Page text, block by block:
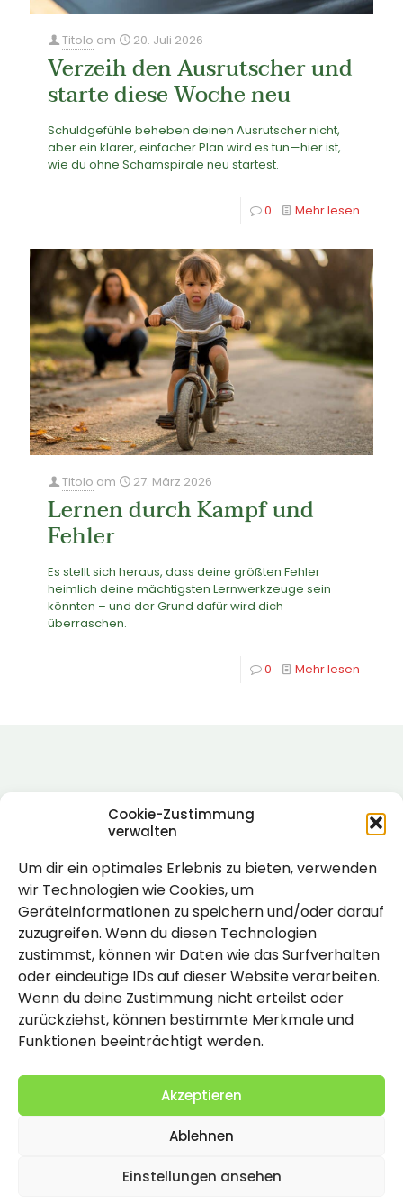
Cookie-Zustimmung
verwalten
Um dir ein optimales Erlebnis zu bieten, verwenden
wir Technologien wie Cookies, um
Geräteinformationen zu speichern und/oder darauf
zuzugreifen. Wenn du diesen Technologien
zustimmst, können wir Daten wie das Surfverhalten
oder eindeutige IDs auf dieser Website verarbeiten.
Wenn du deine Zustimmung nicht erteilst oder
zurückziehst, können bestimmte Merkmale und
Funktionen beeinträchtigt werden.
Akzeptieren
Ablehnen
Einstellungen ansehen
Titolo am 20. Juli 2026
Verzeih den Ausrutscher und
starte diese Woche neu
Schuldgefühle beheben deinen Ausrutscher nicht,
aber ein klarer, einfacher Plan wird es tun—hier ist,
wie du ohne Schamspirale neu startest.
0 Mehr lesen
Titolo am 27. März 2026
Lernen durch Kampf und
Fehler
Es stellt sich heraus, dass deine größten Fehler
heimlich deine mächtigsten Lernwerkzeuge sein
könnten – und der Grund dafür wird dich
überraschen.
0 Mehr lesen
Rechtlich
Impressum
Datenschutzerklärung
Cookie-Richtlinie (EU)